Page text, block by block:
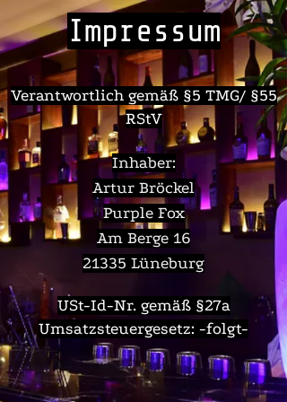
Impressum
Verantwortlich gemäß §5 TMG/ §55
RStV
Inhaber:
Artur Bröckel
Purple Fox
Am Berge 16
21335 Lüneburg
USt-Id-Nr. gemäß §27a
Umsatzsteuergesetz: -folgt-